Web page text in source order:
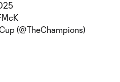
(@TheChampions)